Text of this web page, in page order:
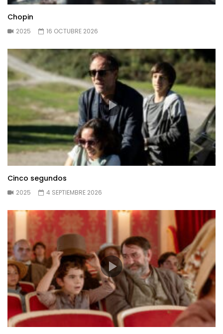
Chopin
2025 16 OCTUBRE 2026
Cinco segundos
2025 4 SEPTIEMBRE 2026